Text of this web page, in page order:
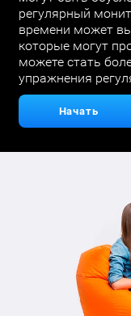
регулярный
времени может
которые могут
можете стать
упражнения
Начать